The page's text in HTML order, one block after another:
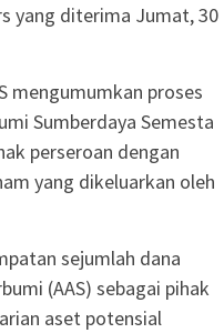
yang diterima Jumat, 30
mengumumkan proses
Sumberdaya Semesta
perseroan dengan
yang dikeluarkan oleh
sejumlah dana
(AAS) sebagai pihak
aset potensial